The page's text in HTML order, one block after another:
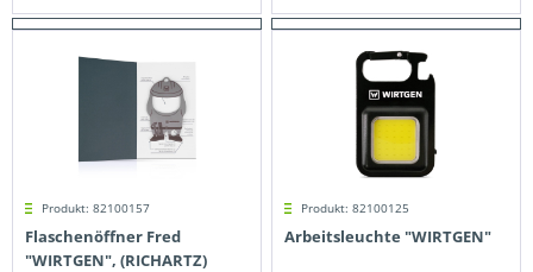
Produkt: 82100157
Flaschenöffner Fred
"WIRTGEN", (RICHARTZ)
Produkt: 82100125
Arbeitsleuchte "WIRTGEN"